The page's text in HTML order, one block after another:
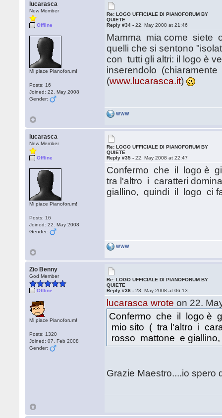
lucarasca
New Member
Offline
Mi piace Pianoforum!
Posts: 16
Joined: 22. May 2008
Gender:
Re: LOGO UFFICIALE DI PIANOFORUM BY
QUIETE
Reply #34 -22. May 2008 at 21:46
Mamma mia come siete
quelli che si sentono
con tutti gli altri: il logo è
inserendolo
(www.lucarasca.it)
WWW
lucarasca
New Member
Offline
Mi piace Pianoforum!
Posts: 16
Joined: 22. May 2008
Gender:
Re: LOGO UFFICIALE DI PIANOFORUM BY
QUIETE
Reply #35 -22. May 2008 at 22:47
Confermo che il logo è
tra l'altro i caratteri
giallino, quindi il logo ci
WWW
Zio Benny
God Member
Offline
Mi piace Pianoforum!
Posts: 1320
Joined: 07. Feb 2008
Gender:
Re: LOGO UFFICIALE DI PIANOFORUM BY
QUIETE
Reply #36 -23. May 2008 at 06:13
lucarasca wrote on 22.
Confermo che il logo è
mio sito ( tra l'altro i
rosso mattone e
Grazie Maestro....io